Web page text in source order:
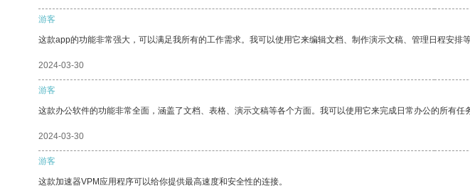
游客
这款app的功能非常强大，可以满足我所有的工作需求。我可以使用它来编辑文档、制作演示文稿、管理日程安排等
2024-03-30
游客
这款办公软件的功能非常全面，涵盖了文档、表格、演示文稿等各个方面。我可以使用它来完成日常办公的所有任
2024-03-30
游客
这款加速器VPM应用程序可以给你提供最高速度和安全性的连接。